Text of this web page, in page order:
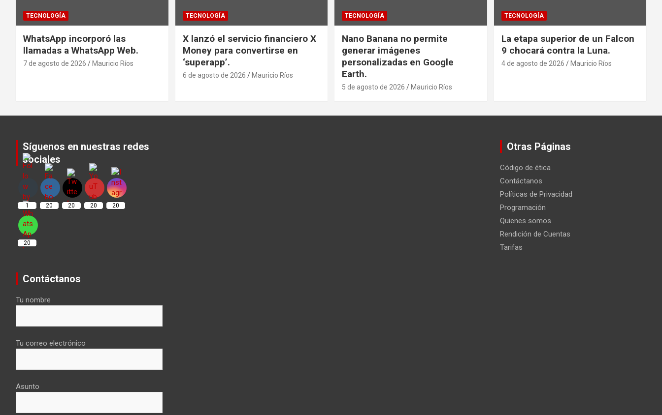
TECNOLOGÍA
WhatsApp incorporó las
llamadas a WhatsApp Web.
7 de agosto de 2026 Mauricio Ríos
TECNOLOGÍA
X lanzó el servicio financiero X
Money para convertirse en
‘superapp’.
6 de agosto de 2026 Mauricio Ríos
TECNOLOGÍA
Nano Banana no permite
generar imágenes
personalizadas en Google
Earth.
5 de agosto de 2026 Mauricio Ríos
TECNOLOGÍA
La etapa superior de un Falcon
9 chocará contra la Luna.
4 de agosto de 2026 Mauricio Ríos
Síguenos en nuestras redes
sociales
1 20 20 20 20
20
Contáctanos
Tu nombre
Tu correo electrónico
Asunto
Otras Páginas
Código de ética
Contáctanos
Políticas de Privacidad
Programación
Quienes somos
Rendición de Cuentas
Tarifas